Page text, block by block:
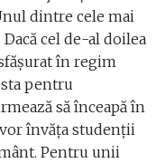
dintre cele mai
cel de-al doilea
în regim
pentru
să înceapă în
învăța studenții
Pentru unii